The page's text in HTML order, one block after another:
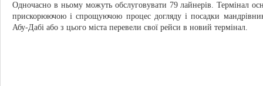
Одночасно в ньому можуть обслуговувати 79 лайнерів. Термінал
прискорюючою і спрощуючою процес догляду і посадки
Абу-Дабі або з цього міста перевели свої рейси в новий термінал.